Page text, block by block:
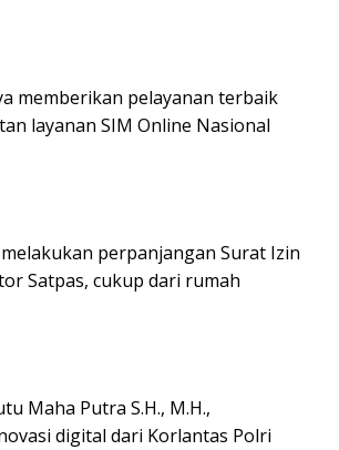
memberikan pelayanan terbaik
layanan SIM Online Nasional
perpanjangan Surat Izin
Satpas, cukup dari rumah
Maha Putra S.H., M.H.,
digital dari Korlantas Polri